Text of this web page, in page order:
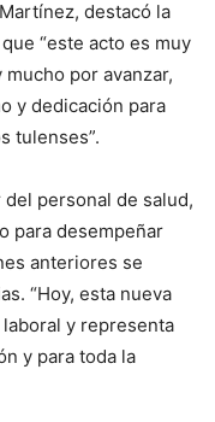
destacó la
“este acto es muy
por avanzar,
y dedicación para
tulenses”.
personal de salud,
para desempeñar
anteriores se
“Hoy, esta nueva
y representa
y para toda la